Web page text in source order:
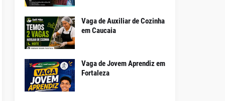
Vaga de Auxiliar de Cozinha
em Caucaia
Vaga de Jovem Aprendiz em
Fortaleza